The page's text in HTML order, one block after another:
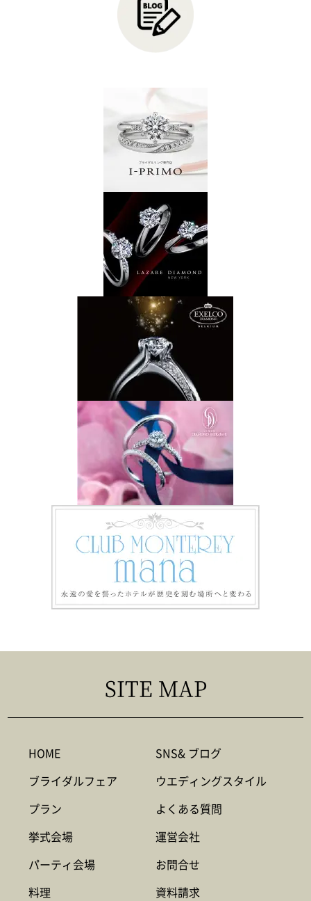
SITE MAP
HOME
ブライダルフェア
プラン
挙式会場
パーティ会場
料理
SNS& ブログ
ウエディングスタイル
よくある質問
運営会社
お問合せ
資料請求